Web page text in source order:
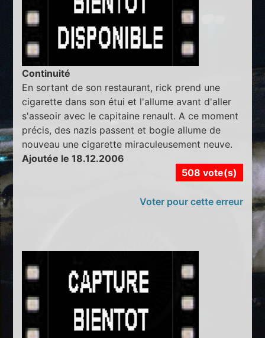
Continuité
En sortant de son restaurant, rick prend une
cigarette dans son étui et l'allume avant d'aller
s'asseoir avec le capitaine renault. A ce moment
précis, des nazis passent et bogie allume de
nouveau une cigarette miraculeusement neuve.
Ajoutée le 18.12.2006
508 vote(s)
Voter pour cette erreur